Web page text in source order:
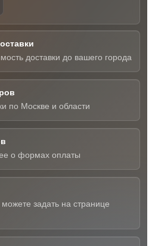
доставки до вашего города
по Москве и области
о формах оплаты
задать на странице